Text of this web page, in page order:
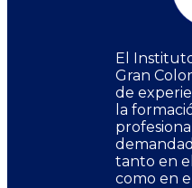
El
Gran
de
la
tanto en
como en